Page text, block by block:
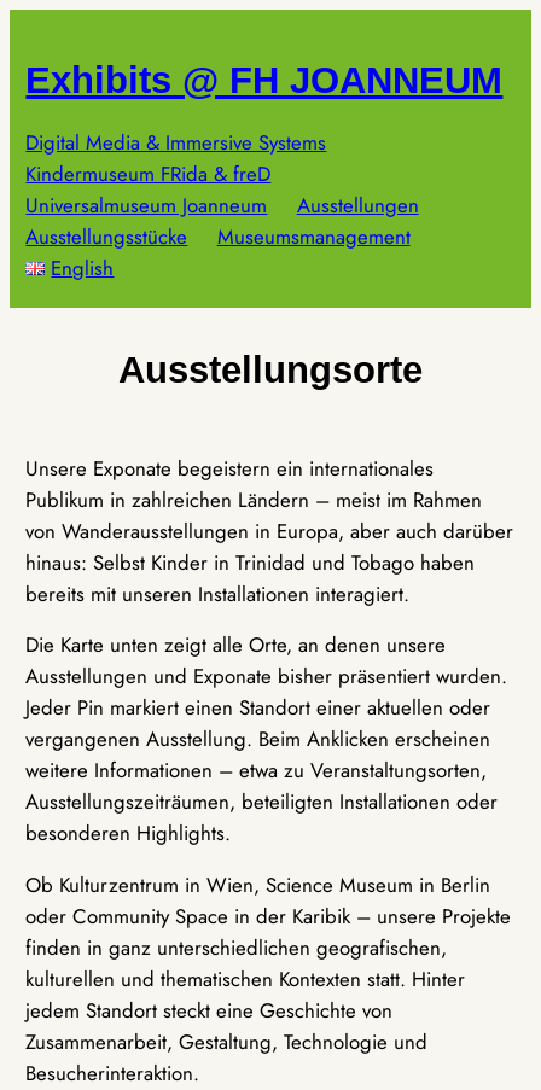
springen
Exhibits @ FH JOANNEUM
Digital Media & Immersive Systems
Kindermuseum FRida & freD
Universalmuseum Joanneum
Ausstellungen
Ausstellungsstücke
Museumsmanagement
English
Ausstellungsorte
Unsere Exponate begeistern ein internationales
Publikum in zahlreichen Ländern – meist im Rahmen
von Wanderausstellungen in Europa, aber auch darüber
hinaus: Selbst Kinder in Trinidad und Tobago haben
bereits mit unseren Installationen interagiert.
Die Karte unten zeigt alle Orte, an denen unsere
Ausstellungen und Exponate bisher präsentiert wurden.
Jeder Pin markiert einen Standort einer aktuellen oder
vergangenen Ausstellung. Beim Anklicken erscheinen
weitere Informationen – etwa zu Veranstaltungsorten,
Ausstellungszeiträumen, beteiligten Installationen oder
besonderen Highlights.
Ob Kulturzentrum in Wien, Science Museum in Berlin
oder Community Space in der Karibik – unsere Projekte
finden in ganz unterschiedlichen geografischen,
kulturellen und thematischen Kontexten statt. Hinter
jedem Standort steckt eine Geschichte von
Zusammenarbeit, Gestaltung, Technologie und
Besucherinteraktion.